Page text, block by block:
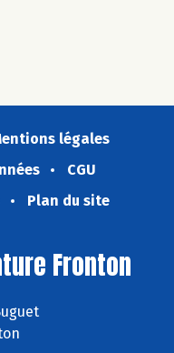
légales
CGU
Plan du site
Fronton